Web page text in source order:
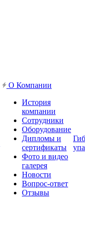
О Компании
История
компании
Сотрудники
Оборудование
Дипломы и
сертификаты
Фото и видео
галерея
Новости
Вопрос-ответ
Отзывы